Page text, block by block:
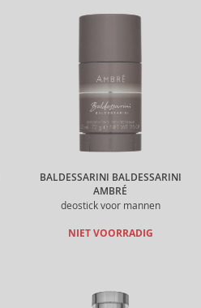
BALDESSARINI BALDESSARINI
AMBRÉ
deostick voor mannen
NIET VOORRADIG